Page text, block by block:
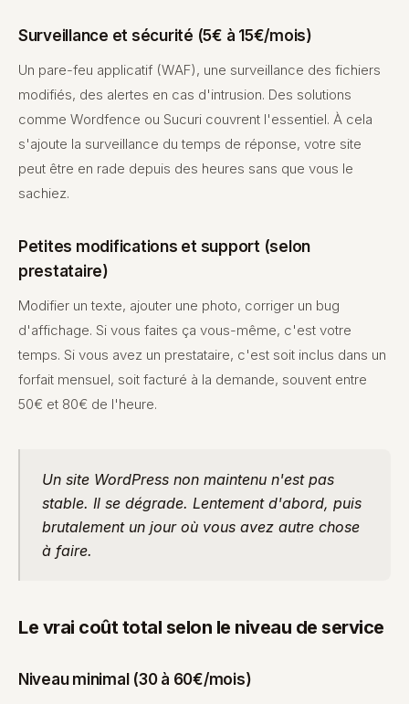
Surveillance et sécurité (5€ à 15€/mois)
Un pare-feu applicatif (WAF), une surveillance des fichiers
modifiés, des alertes en cas d'intrusion. Des solutions
comme Wordfence ou Sucuri couvrent l'essentiel. À cela
s'ajoute la surveillance du temps de réponse, votre site
peut être en rade depuis des heures sans que vous le
sachiez.
Petites modifications et support (selon
prestataire)
Modifier un texte, ajouter une photo, corriger un bug
d'affichage. Si vous faites ça vous-même, c'est votre
temps. Si vous avez un prestataire, c'est soit inclus dans un
forfait mensuel, soit facturé à la demande, souvent entre
50€ et 80€ de l'heure.
Un site WordPress non maintenu n'est pas
stable. Il se dégrade. Lentement d'abord, puis
brutalement un jour où vous avez autre chose
à faire.
Le vrai coût total selon le niveau de service
Niveau minimal (30 à 60€/mois)